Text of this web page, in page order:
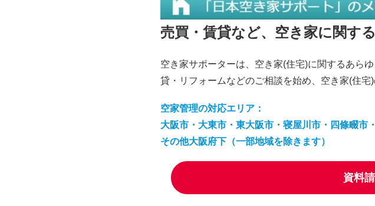
売買・賃貸など、空き家に関す
空き家サポーターは、空き家(住宅)に関するあら
貸・リフォームなどのご相談を始め、空き家(住
​空家管理の対応エリア：
大阪市・大東市・東大阪市・寝屋川市・四條畷市
その他大阪府下（一部地域を除きます）
資料